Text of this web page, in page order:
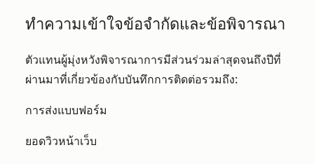
ทำความเข้าใจข้อจำกัดและข้อพิจารณา
ตัวแทนผู้มุ่งหวังพิจารณาการมีส่วนร่วมล่าสุดจนถึงปีที่
ผ่านมาที่เกี่ยวข้องกับบันทึกการติดต่อรวมถึง:
การส่งแบบฟอร์ม
ยอดวิวหน้าเว็บ